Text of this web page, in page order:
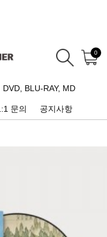
0
DVD, BLU-RAY, MD
문의 공지사항